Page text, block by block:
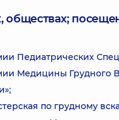
обществах;
Педиатрических
Медицины Грудного
по грудному